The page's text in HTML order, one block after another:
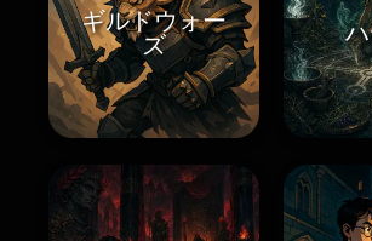
ギルドウォー
ズ